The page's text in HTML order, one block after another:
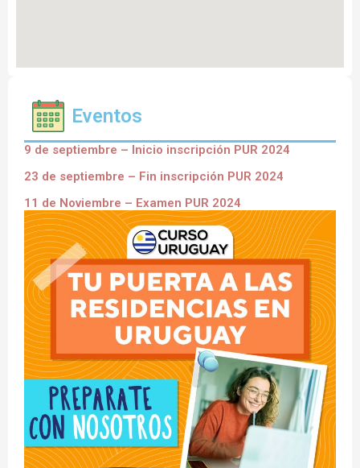
Eventos
9 de septiembre – Inicio inscripción PUR 2024
23 de septiembre – Fin inscripción PUR 2024
11 de Noviembre – Examen PUR 2024